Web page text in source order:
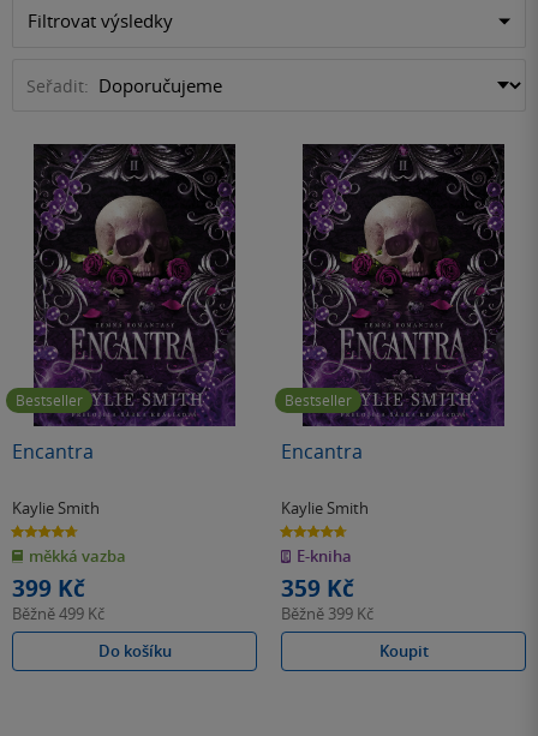
Filtrovat výsledky
Seřadit:
Bestseller
Encantra
Kaylie Smith
4.7
z
5
hvězdiček
měkká vazba
399 Kč
Běžně499 Kč
Do košíku
Bestseller
Encantra
Kaylie Smith
4.7
z
5
hvězdiček
E-kniha
359 Kč
Běžně 399 Kč
Koupit